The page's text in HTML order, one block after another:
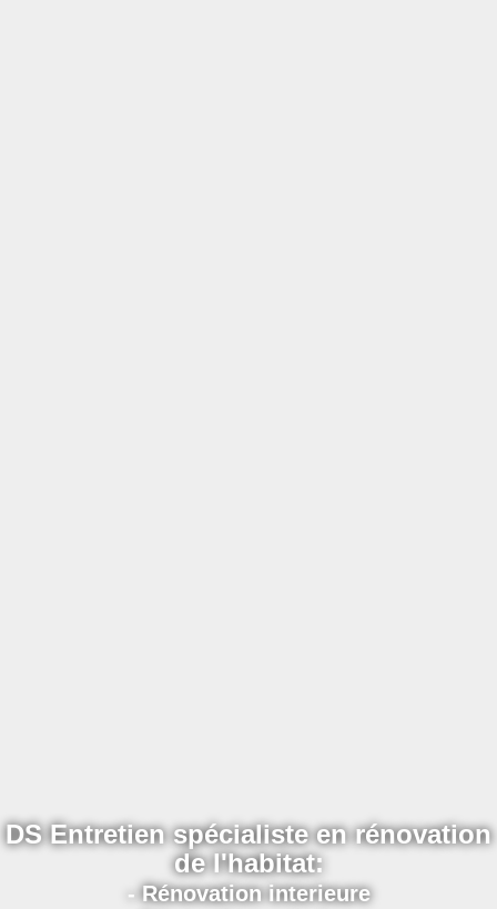
DS Entretien spécialiste en rénovation
de l'habitat:
- Rénovation interieure